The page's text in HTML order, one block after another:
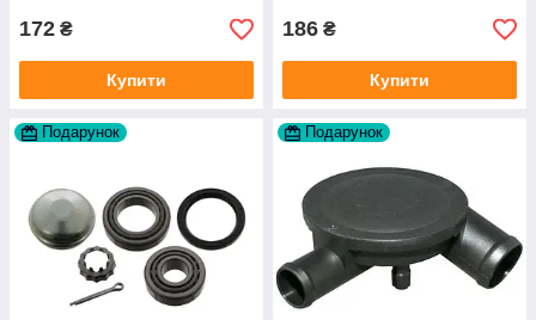
172 ₴
Купити
186 ₴
Купити
Подарунок Подарунок